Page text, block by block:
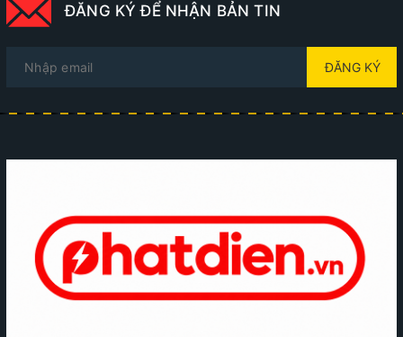
ĐĂNG KÝ ĐỂ NHẬN BẢN TIN
ĐĂNG KÝ